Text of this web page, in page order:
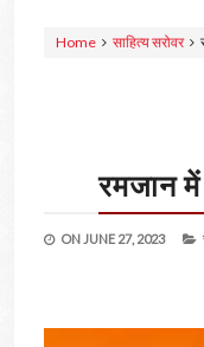
Home साहित्य सरोवर
रमजान में
ON JUNE 27, 2023